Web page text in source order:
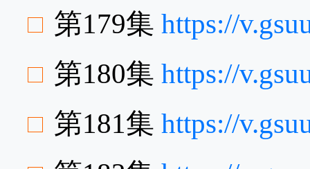
第179集 https://
第180集 https://
第181集 https://